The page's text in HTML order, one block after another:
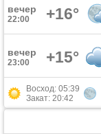
вечер
22:00 +16°
вечер
23:00 +15°
Восход: 05:39
Закат: 20:42